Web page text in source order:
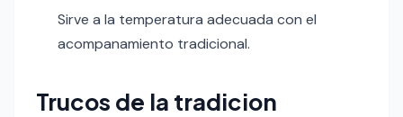
Sirve a la temperatura adecuada con el
acompanamiento tradicional.
Trucos de la tradicion